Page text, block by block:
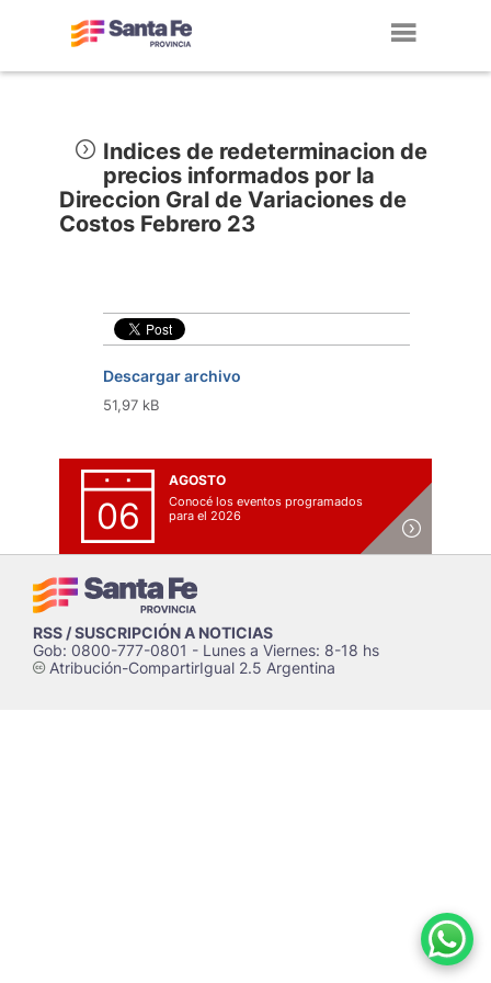
Indices de redeterminacion de
precios informados por la
Direccion Gral de Variaciones de
Costos Febrero 23
Descargar archivo
51,97 kB
06
AGOSTO
Conocé los eventos programados
para el 2026
RSS / SUSCRIPCIÓN A NOTICIAS
Gob: 0800-777-0801 - Lunes a Viernes: 8-18 hs
cAtribución-CompartirIgual 2.5 Argentina